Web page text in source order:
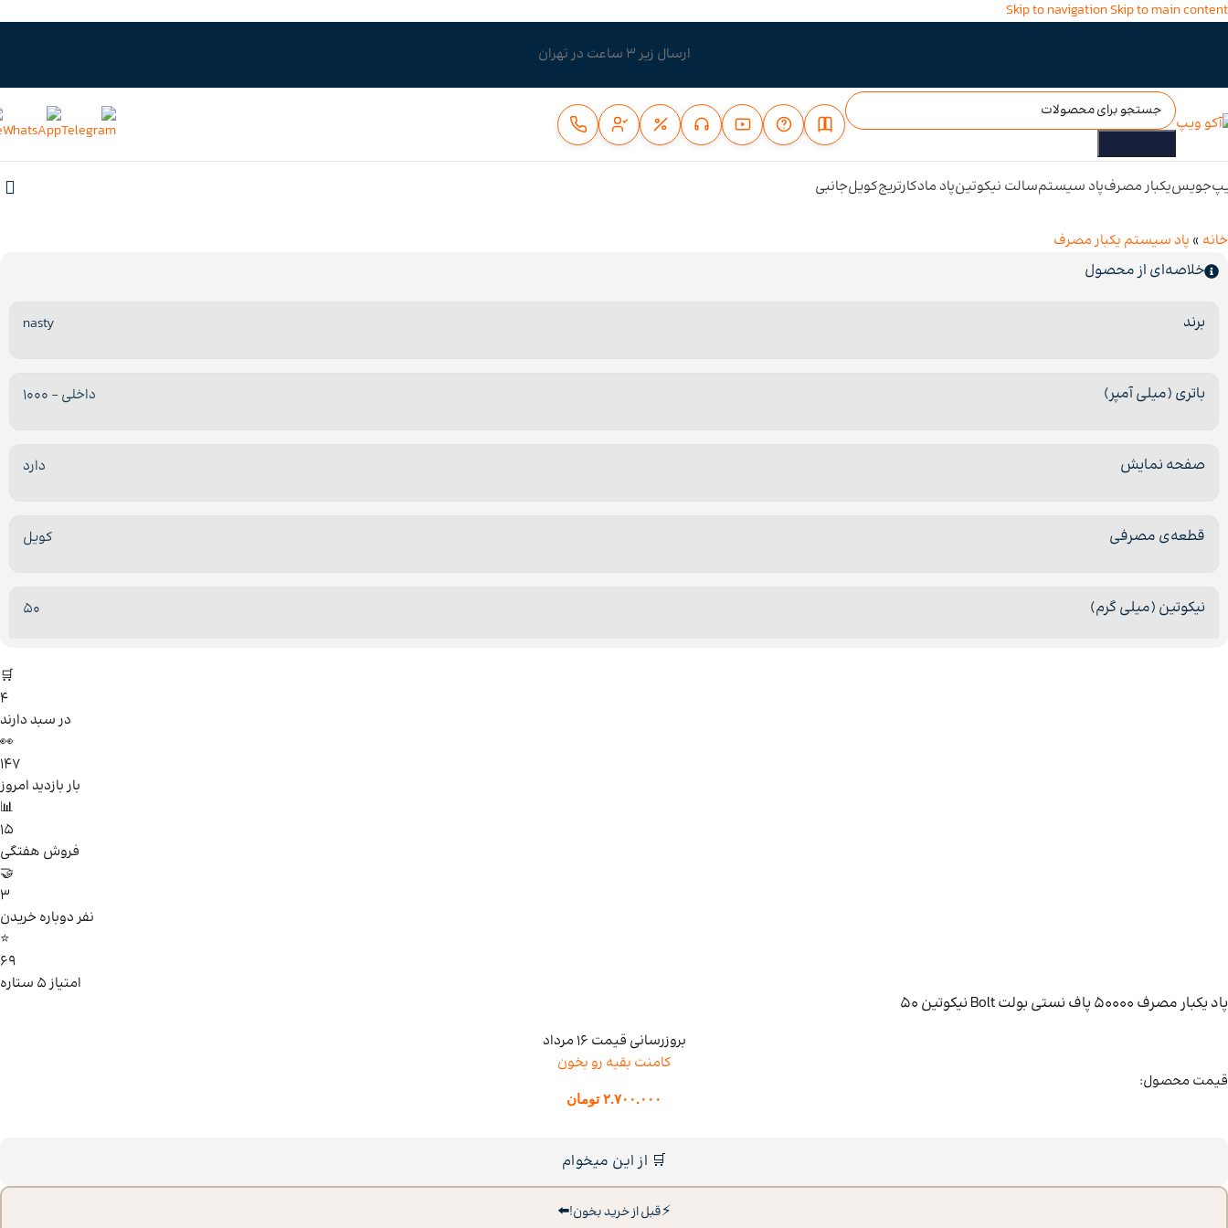
Skip to navigationSkip to main content
ارسال زیر 3 ساعت در تهران
جویسیکبار مصرفپاد سیستمسالت نیکوتینپاد مادکارتریجکویلجانبی
خانه » پاد سیستم یکبار مصرف
خلاصه‌ای از محصول
برند nasty
باتری (میلی آمپر) داخلی – 1000
صفحه نمایش دارد
قطعه‌ی مصرفی کویل
نیکوتین (میلی گرم) 50
🛒
4
در سبد دارند
👀
147
بار بازدید امروز
📊
15
فروش هفتگی
🤝
3
نفر دوباره خریدن
⭐
69
امتیاز ۵ ستاره
پاد یکبار مصرف 50000 پاف نستی بولت Bolt نیکوتین 50
بروزرسانی قیمت 16 مرداد
کامنت بقیه رو بخون
قیمت محصول:
۲.۷۰۰.۰۰۰ تومان
🛒 از این میخوام
⚡قبل از خرید بخون!⬅️